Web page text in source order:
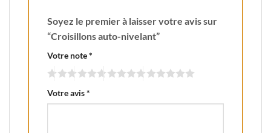
Soyez le premier à laisser votre avis sur
“Croisillons auto-nivelant”
Votre note*
Votre avis*